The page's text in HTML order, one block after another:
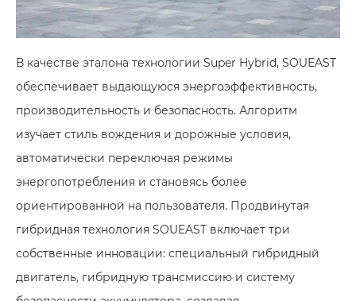
В качестве эталона технологии Super Hybrid, SOUEAST
обеспечивает выдающуюся энергоэффективность,
производительность и безопасность. Алгоритм
изучает стиль вождения и дорожные условия,
автоматически переключая режимы
энергопотребления и становясь более
ориентированной на пользователя. Продвинутая
гибридная технология SOUEAST включает три
собственные инновации: специальный гибридный
двигатель, гибридную трансмиссию и систему